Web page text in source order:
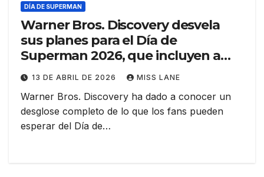
DÍA DE SUPERMAN
Warner Bros. Discovery desvela
sus planes para el Día de
Superman 2026, que incluyen a
Supergirl y a Krypto
13 DE ABRIL DE 2026 MISS LANE
Warner Bros. Discovery ha dado a conocer un
desglose completo de lo que los fans pueden
esperar del Día de…